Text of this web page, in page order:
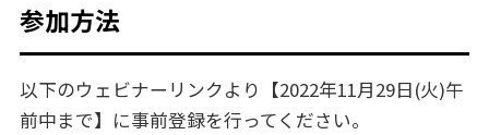
参加方法
以下のウェビナーリンクより【2022年11月29日(火)午
前中まで】に事前登録を行ってください。